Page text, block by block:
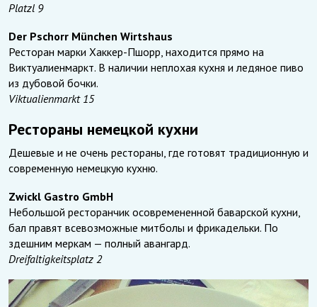
Platzl 9
Der Pschorr München Wirtshaus
Ресторан марки Хаккер-Пшорр, находится прямо на
Виктуалиенмаркт. В наличии неплохая кухня и ледяное пиво
из дубовой бочки.
Viktualienmarkt 15
Рестораны немецкой кухни
Дешевые и не очень рестораны, где готовят традиционную и
современную немецкую кухню.
Zwickl Gastro GmbH
Небольшой ресторанчик осовремененной баварской кухни,
бал правят всевозможные митболы и фрикадельки. По
здешним меркам — полный авангард.
Dreifaltigkeitsplatz 2